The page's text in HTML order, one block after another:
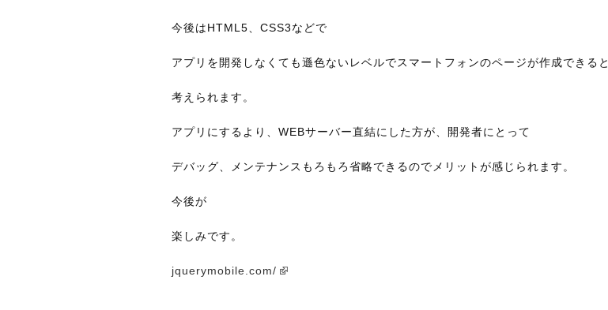
今後はHTML5、CSS3などで
アプリを開発しなくても遜色ないレベルでスマートフォンのページが作成できると
考えられます。
アプリにするより、WEBサーバー直結にした方が、開発者にとって
デバッグ、メンテナンスもろもろ省略できるのでメリットが感じられます。
今後が
楽しみです。
jquerymobile.com/